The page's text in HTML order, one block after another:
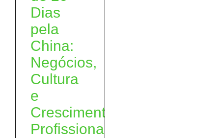
Dias
pela
China:
Negócios,
Cultura
e
Crescimento
Profissional